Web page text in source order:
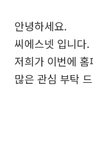
안녕하세요.
씨에스넷 입니다.
저희가 이번에
많은 관심 부탁